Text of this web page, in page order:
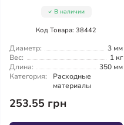
В наличии
Код Товара: 38442
Диаметр:
3 мм
Вес:
1 кг
Длина:
350 мм
Категория:
Расходные
материалы
253.55 грн